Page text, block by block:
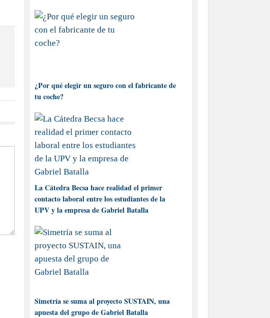
¿Por qué elegir un seguro con el fabricante de
tu coche?
La Cátedra Becsa hace realidad el primer
contacto laboral entre los estudiantes de la
UPV y la empresa de Gabriel Batalla
Simetría se suma al proyecto SUSTAIN, una
apuesta del grupo de Gabriel Batalla